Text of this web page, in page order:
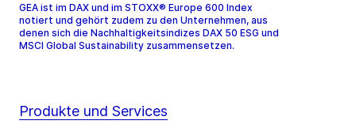
GEA ist im DAX und im STOXX® Europe 600 Index
notiert und gehört zudem zu den Unternehmen, aus
denen sich die Nachhaltigkeitsindizes DAX 50 ESG und
MSCI Global Sustainability zusammensetzen.
Produkte und Services